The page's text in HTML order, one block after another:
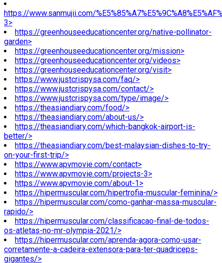
https://www.sanmujii.com/
3>
https://greenhouseeducationcenter.org/native-pollinator-
garden>
https://greenhouseeducationcenter.org/mission>
https://greenhouseeducationcenter.org/videos>
https://greenhouseeducationcenter.org/visit>
https://www.justcrispysa.com/faq/>
https://www.justcrispysa.com/contact/>
https://www.justcrispysa.com/type/image/>
https://theasiandiary.com/food/>
https://theasiandiary.com/about-us/>
https://theasiandiary.com/which-bangkok-airport-is-
better/>
https://theasiandiary.com/best-malaysian-dishes-to-try-
on-your-first-trip/>
https://www.apvmovie.com/contact>
https://www.apvmovie.com/projects-3>
https://www.apvmovie.com/about-1>
https://hipermuscular.com/hipertrofia-muscular-feminina/>
https://hipermuscular.com/como-ganhar-massa-muscular-
rapido/>
https://hipermuscular.com/classificacao-final-de-todos-
os-atletas-no-mr-olympia-2021/>
https://hipermuscular.com/aprenda-agora-como-usar-
corretamente-a-cadeira-extensora-para-ter-quadriceps-
gigantes/>